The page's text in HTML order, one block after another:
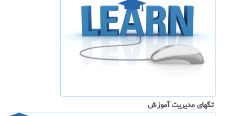
تگهای مدیریت آموزش